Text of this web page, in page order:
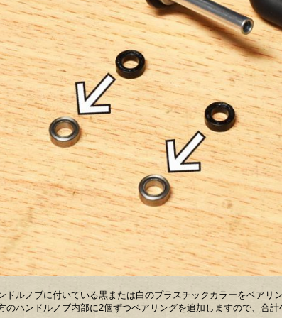
ドルノブに付いている黒または白のプラスチックカラーをベアリ
のハンドルノブ内部に2個ずつベアリングを追加しますので、合計